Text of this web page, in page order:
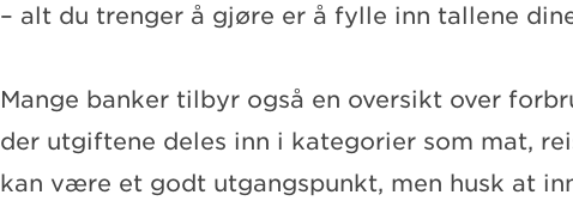
– alt du trenger å gjøre er å fylle inn tallene
Mange banker tilbyr også en oversikt over
der utgiftene deles inn i kategorier som mat,
kan være et godt utgangspunkt, men husk at